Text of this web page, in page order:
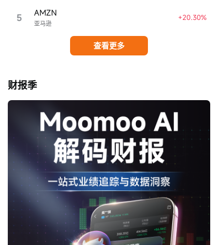
5 亚马逊
AMZN +20.30%
查看更多
财报季